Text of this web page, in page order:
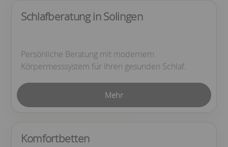
Schlafberatung in Solingen
Persönliche Beratung mit modernem
Körpermesssystem für Ihren gesunden Schlaf.
Mehr
Komfortbetten